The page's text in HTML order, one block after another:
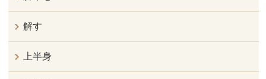
解す
上半身